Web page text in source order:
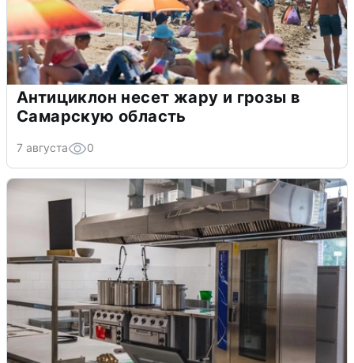
Антициклон несет жару и грозы в
Самарскую область
7 августа 0